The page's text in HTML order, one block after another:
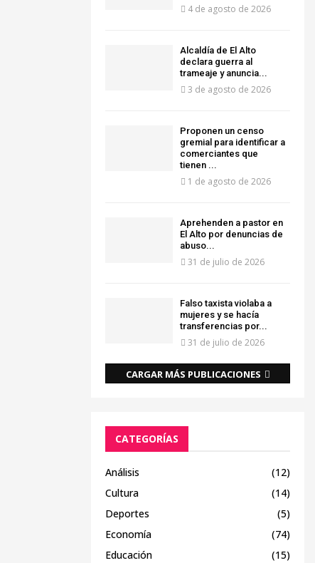
4 de agosto de 2026
‎Alcaldía de El Alto
declara guerra al
trameaje y anuncia...
3 de agosto de 2026
Proponen un censo
gremial para identificar a
comerciantes que
tienen ...
1 de agosto de 2026
Aprehenden a pastor en
El Alto por denuncias de
abuso...
31 de julio de 2026
Falso taxista violaba a
mujeres y se hacía
transferencias por...
31 de julio de 2026
CARGAR MÁS PUBLICACIONES
CATEGORÍAS
Análisis
(12)
Cultura
(14)
Deportes
(5)
Economía
(74)
Educación
(15)